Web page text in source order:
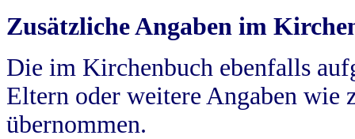
Zusätzliche Angaben im
Die im Kirchenbuch ebenfalls
Eltern oder weitere Angaben wie
übernommen.